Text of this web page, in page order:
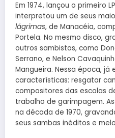
Em 1974, lançou o primeiro LP
interpretou um de seus
lágrimas, de Manacéia,
Portela. No mesmo disco,
outros sambistas, como
Serrano, e Nelson
Mangueira. Nessa época,
características: resgatar
compositores das escolas
trabalho de garimpagem.
na década de 1970,
seus sambas inéditos e